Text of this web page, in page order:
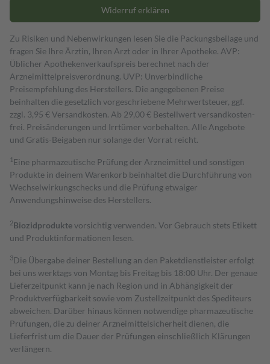
Widerruf erklären
Zu Risiken und Nebenwirkungen lesen Sie die Packungsbeilage und
fragen Sie Ihre Ärztin, Ihren Arzt oder in Ihrer Apotheke. AVP:
Üblicher Apothekenverkaufspreis berechnet nach der
Arzneimittelpreisverordnung. UVP: Unverbindliche
Preisempfehlung des Herstellers. Die angegebenen Preise
beinhalten die gesetzlich vorgeschriebene Mehrwertsteuer, ggf.
zzgl. 3,95 € Versandkosten. Ab 29,00 € Bestell­wert versand­kosten­
frei. Preisänderungen und Irrtümer vorbehalten. Alle Angebote
und Gratis-Beigaben nur solange der Vorrat reicht.
1 Eine pharmazeutische Prüfung der Arzneimittel und sonstigen
Produkte in deinem Warenkorb beinhaltet die Durchführung von
Wechselwirkungschecks und die Prüfung etwaiger
Anwendungshinweise des Herstellers.
2Biozidproduktevorsichtig verwenden. Vor Gebrauch stets Etikett
und Produktinformationen lesen.
3Die Übergabe deiner Bestellung an den Paketdienstleister erfolgt
bei uns werktags von Montag bis Freitag bis 18:00 Uhr. Der genaue
Lieferzeitpunkt kann je nach Region und in Abhängigkeit der
Produktverfügbarkeit sowie vom Zustellzeitpunkt des Spediteurs
abweichen. Darüber hinaus können notwendige pharmazeutische
Prüfungen, die zu deiner Arzneimittelsicherheit dienen, die
Lieferfrist um die Dauer der Prüfungen einschließlich Klärungen
verlängern.